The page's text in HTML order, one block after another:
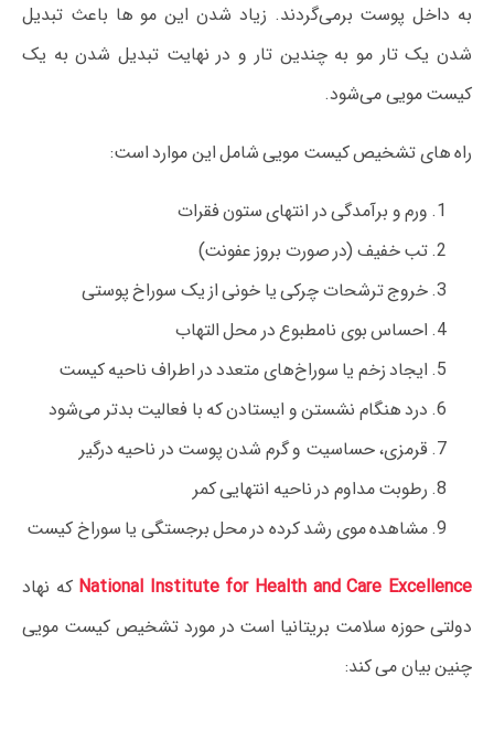
به داخل پوست برمی‌گردند. زیاد شدن این مو ها باعث تبدیل
شدن یک تار مو به چندین تار و در نهایت تبدیل شدن به یک
کیست مویی می‌شود.
راه های تشخیص کیست مویی شامل این موارد است:
ورم و برآمدگی در انتهای ستون فقرات
تب خفیف (در صورت بروز عفونت)
خروج ترشحات چرکی یا خونی از یک سوراخ پوستی
احساس بوی نامطبوع در محل التهاب
ایجاد زخم یا سوراخ‌های متعدد در اطراف ناحیه کیست
درد هنگام نشستن و ایستادن که با فعالیت بدتر می‌شود
قرمزی، حساسیت و گرم شدن پوست در ناحیه درگیر
رطوبت مداوم در ناحیه انتهایی کمر
مشاهده موی رشد کرده در محل برجستگی یا سوراخ کیست
National Institute for Health and Care Excellence که نهاد
دولتی حوزه سلامت بریتانیا است در مورد تشخیص کیست مویی
چنین بیان می کند: